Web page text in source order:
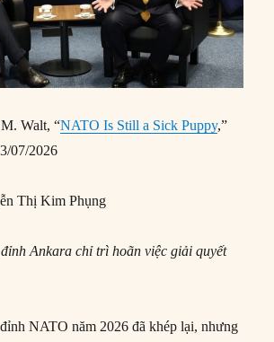
Walt, “NATO Is Still a Sick Puppy,”
07/2026
Thị Kim Phụng
Ankara chỉ trì hoãn việc giải quyết
NATO năm 2026 đã khép lại, nhưng